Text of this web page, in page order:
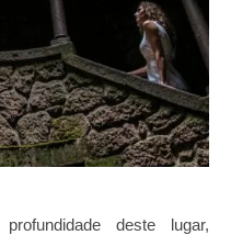
deste lugar,